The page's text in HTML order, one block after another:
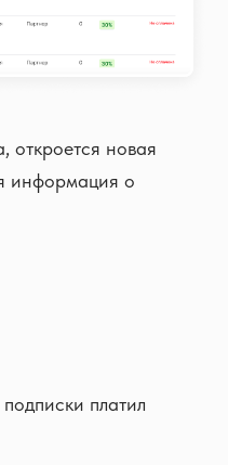
откроется новая
информация о
платил